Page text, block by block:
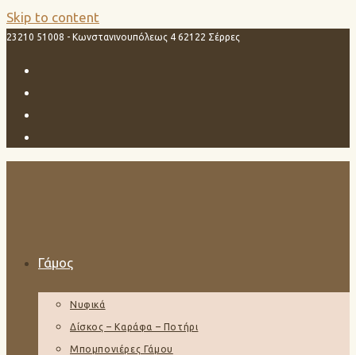
Skip to content
23210 51008 - Κωνστανινουπόλεως 4 62122 Σέρρες
Γάμος
Νυφικά
Δίσκος – Καράφα – Ποτήρι
Μπομπονιέρες Γάμου